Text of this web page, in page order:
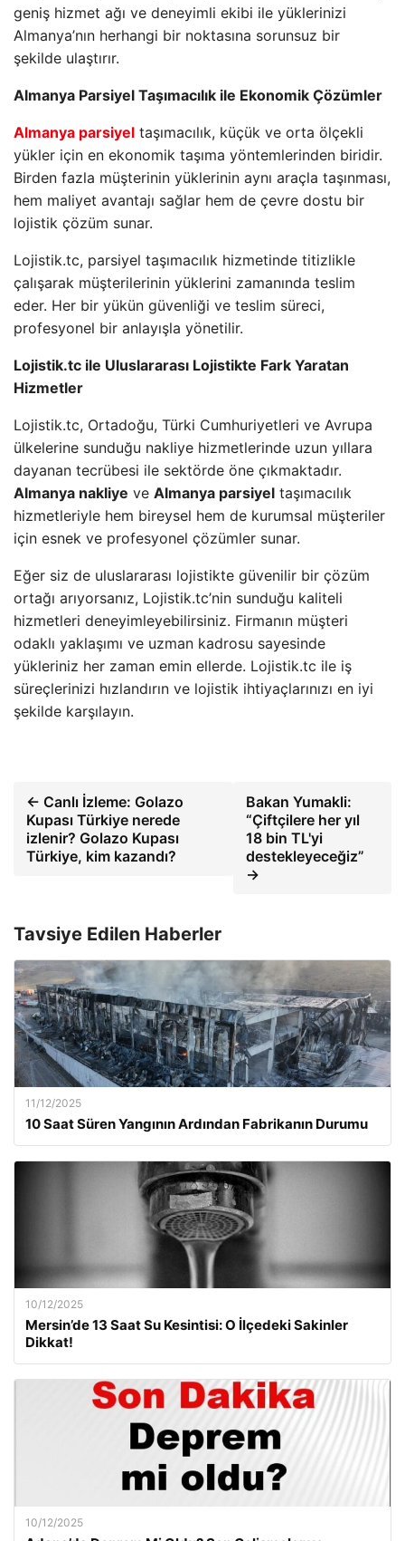
geniş hizmet ağı ve deneyimli ekibi ile yüklerinizi
Almanya’nın herhangi bir noktasına sorunsuz bir
şekilde ulaştırır.
Almanya Parsiyel Taşımacılık ile Ekonomik Çözümler
Almanya parsiyel taşımacılık, küçük ve orta ölçekli
yükler için en ekonomik taşıma yöntemlerinden biridir.
Birden fazla müşterinin yüklerinin aynı araçla taşınması,
hem maliyet avantajı sağlar hem de çevre dostu bir
lojistik çözüm sunar.
Lojistik.tc, parsiyel taşımacılık hizmetinde titizlikle
çalışarak müşterilerinin yüklerini zamanında teslim
eder. Her bir yükün güvenliği ve teslim süreci,
profesyonel bir anlayışla yönetilir.
Lojistik.tc ile Uluslararası Lojistikte Fark Yaratan
Hizmetler
Lojistik.tc, Ortadoğu, Türki Cumhuriyetleri ve Avrupa
ülkelerine sunduğu nakliye hizmetlerinde uzun yıllara
dayanan tecrübesi ile sektörde öne çıkmaktadır.
Almanya nakliye ve Almanya parsiyel taşımacılık
hizmetleriyle hem bireysel hem de kurumsal müşteriler
için esnek ve profesyonel çözümler sunar.
Eğer siz de uluslararası lojistikte güvenilir bir çözüm
ortağı arıyorsanız, Lojistik.tc’nin sunduğu kaliteli
hizmetleri deneyimleyebilirsiniz. Firmanın müşteri
odaklı yaklaşımı ve uzman kadrosu sayesinde
yükleriniz her zaman emin ellerde. Lojistik.tc ile iş
süreçlerinizi hızlandırın ve lojistik ihtiyaçlarınızı en iyi
şekilde karşılayın.
← Canlı İzleme: Golazo
Kupası Türkiye nerede
izlenir? Golazo Kupası
Türkiye, kim kazandı?
Bakan Yumakli:
“Çiftçilere her yıl
18 bin TL'yi
destekleyeceğiz”
→
Tavsiye Edilen Haberler
11/12/2025
10 Saat Süren Yangının Ardından Fabrikanın Durumu
10/12/2025
Mersin’de 13 Saat Su Kesintisi: O İlçedeki Sakinler
Dikkat!
10/12/2025